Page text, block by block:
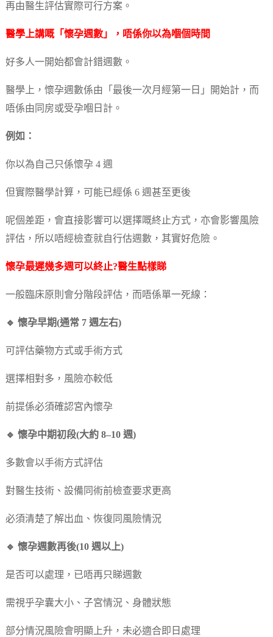
再由醫生評估實際可行方案。
醫學上講嘅「懷孕週數」，唔係你以為嗰個時間
好多人一開始都會計錯週數。
醫學上，懷孕週數係由「最後一次月經第一日」開始計，而
唔係由同房或受孕嗰日計。
例如：
你以為自己只係懷孕 4 週
但實際醫學計算，可能已經係 6 週甚至更後
呢個差距，會直接影響可以選擇嘅終止方式，亦會影響風險
評估，所以唔經檢查就自行估週數，其實好危險。
懷孕最遲幾多週可以終止?醫生點樣睇
一般臨床原則會分階段評估，而唔係單一死線：
🔹 懷孕早期(通常 7 週左右)
可評估藥物方式或手術方式
選擇相對多，風險亦較低
前提係必須確認宮內懷孕
🔹 懷孕中期初段(大約 8–10 週)
多數會以手術方式評估
對醫生技術、設備同術前檢查要求更高
必須清楚了解出血、恢復同風險情況
🔹 懷孕週數再後(10 週以上)
是否可以處理，已唔再只睇週數
需視乎孕囊大小、子宮情況、身體狀態
部分情況風險會明顯上升，未必適合即日處理